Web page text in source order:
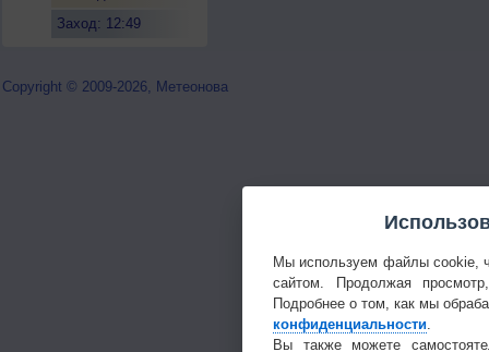
Заход: 12:49
Copyright © 2009-2026, Метеонова
Мы используем файлы cookie,
сайтом. Продолжая
Подробнее о том, как мы
конфиденциальности
Вы также можете